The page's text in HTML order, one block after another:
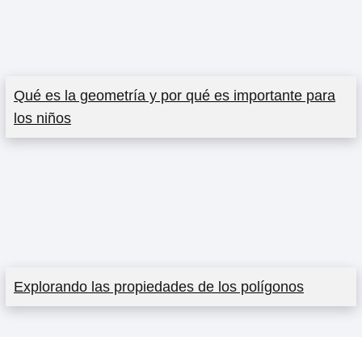
Qué es la geometría y por qué es importante para
los niños
Explorando las propiedades de los polígonos